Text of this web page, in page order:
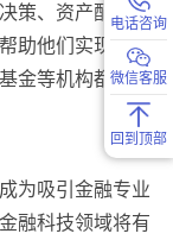
策、资产配置等
助他们实现财富
金等机构都是你
为吸引金融专业
融科技领域将有
电话咨询
微信客服
回到顶部